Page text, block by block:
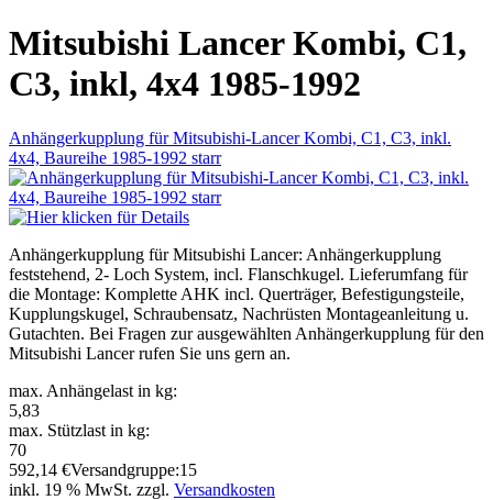
Mitsubishi Lancer Kombi, C1,
C3, inkl, 4x4 1985-1992
Anhängerkupplung für Mitsubishi-Lancer Kombi, C1, C3, inkl.
4x4, Baureihe 1985-1992 starr
Anhängerkupplung für Mitsubishi Lancer: Anhängerkupplung
feststehend, 2- Loch System, incl. Flanschkugel. Lieferumfang für
die Montage: Komplette AHK incl. Querträger, Befestigungsteile,
Kupplungskugel, Schraubensatz, Nachrüsten Montageanleitung u.
Gutachten. Bei Fragen zur ausgewählten Anhängerkupplung für den
Mitsubishi Lancer rufen Sie uns gern an.
max. Anhängelast in kg:
5,83
max. Stützlast in kg:
70
592,14 €Versandgruppe:15
inkl. 19 % MwSt. zzgl. Versandkosten